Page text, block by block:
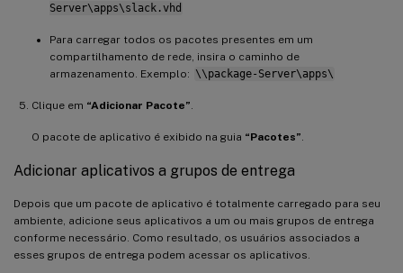
Server\apps\slack.vhd
Para carregar todos os pacotes presentes em um
compartilhamento de rede, insira o caminho de
armazenamento. Exemplo: \\package-Server\apps\
Clique em “Adicionar Pacote”
O pacote de aplicativo é exibido na guia “Pacotes”
Adicionar aplicativos a grupos de entrega
Depois que um pacote de aplicativo é totalmente carregado para seu
ambiente, adicione seus aplicativos a um ou mais grupos de entrega
conforme necessário. Como resultado, os usuários associados a
esses grupos de entrega podem acessar os aplicativos.